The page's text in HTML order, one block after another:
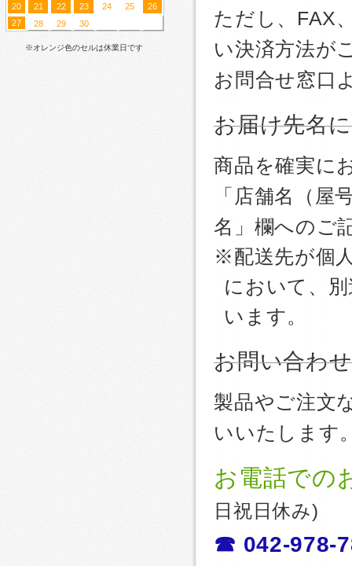
20
21 22 23 24 25
26
27
28 29 30
※オレンジ色のセルは休業日です
ただし、FAX
い決済方法が
お問合せ窓口
お届け先名
商品を確実に
「店舗名（屋
名」欄へのご
※配送先が個
において、
います。
お問い合わせ
製品やご注文
いいたします
お電話での
日祝日休み)
☎ 042-978-